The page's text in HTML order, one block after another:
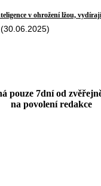
v ohrožení lžou,
pouze 7dní od
na povolení redakce